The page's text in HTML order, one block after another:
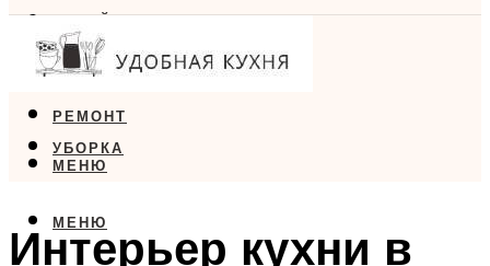
ДИЗАЙН
ЕДА
РЕМОНТ
УБОРКА
МЕНЮ
МЕНЮ
Интерьер кухни в